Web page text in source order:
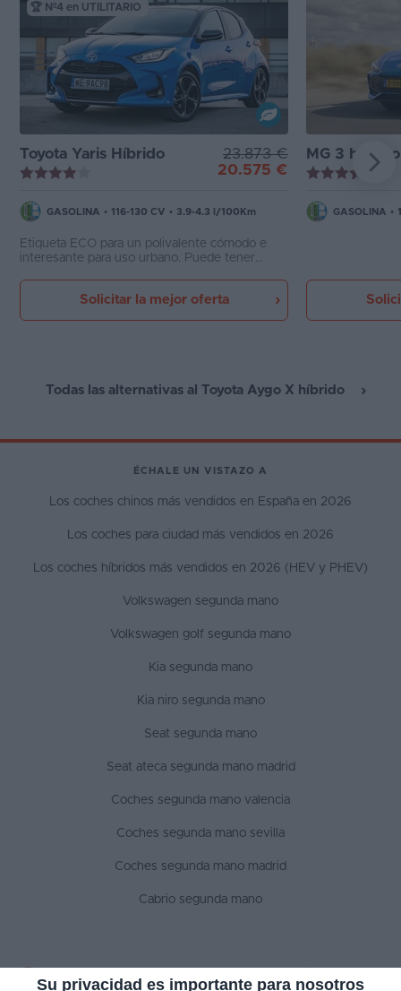
Su privacidad es importante para nosotros
🏆 Nº4 en UTILITARIO
Toyota Yaris Híbrido
23.873 €
20.575 €
GASOLINA • 116-130 CV • 3.9-4.3 l/100Km
Etiqueta ECO para un polivalente cómodo e
interesante para uso urbano. Puede tener
resulta práctico
Solicitar la mejor oferta
MG 3 híbrido
GASOLINA •
Todas las alternativas al Toyota Aygo X híbrido
ÉCHALE UN VISTAZO A
Los coches chinos más vendidos en España en 2026
Los coches para ciudad más vendidos en 2026
Los coches híbridos más vendidos en 2026 (HEV y PHEV)
Volkswagen segunda mano
Volkswagen golf segunda mano
Kia segunda mano
Kia niro segunda mano
Seat segunda mano
Seat ateca segunda mano madrid
Coches segunda mano valencia
Coches segunda mano sevilla
Coches segunda mano madrid
Cabrio segunda mano